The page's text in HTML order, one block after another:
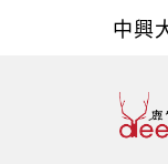
中興